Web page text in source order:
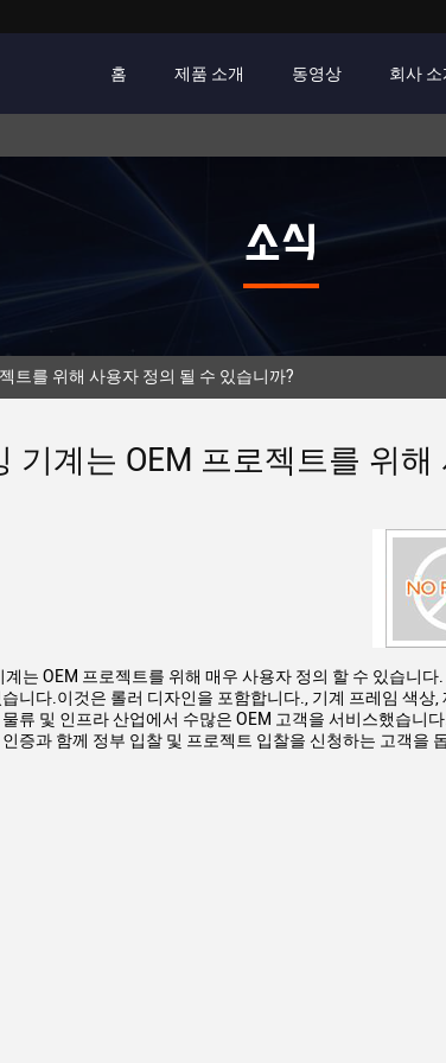
홈 제품 소개 동영상 회사 소
소식
트를 위해 사용자 정의 될 수 있습니까?
기계는 OEM 프로젝트를 위
계는 OEM 프로젝트를 위해 매우 사용자 정의 할 수 있습니
니다.이것은 롤러 디자인을 포함합니다., 기계 프레임 색상,
류 및 인프라 산업에서 수많은 OEM 고객을 서비스했습
증과 함께 정부 입찰 및 프로젝트 입찰을 신청하는 고객을